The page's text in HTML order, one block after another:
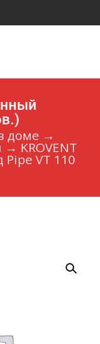
доме →
→ KROVENT
VT 110